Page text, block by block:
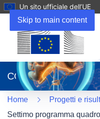
Skip to main content
Un sito ufficiale dell’UE
apre
in
una
nuova
finestra)
CORDIS
Home
Progetti e
Settimo programma